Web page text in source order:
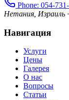
Phone: 054-
Нетания, Израиль
Навигация
Услуги
Цены
Галерея
О нас
Вопросы
Статьи